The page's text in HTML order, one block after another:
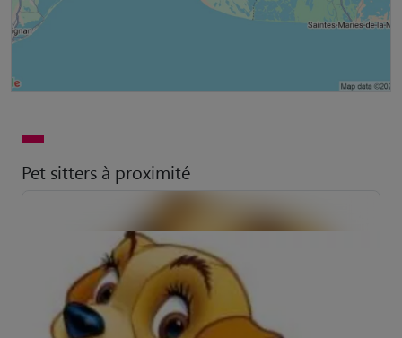
Pet sitters à proximité